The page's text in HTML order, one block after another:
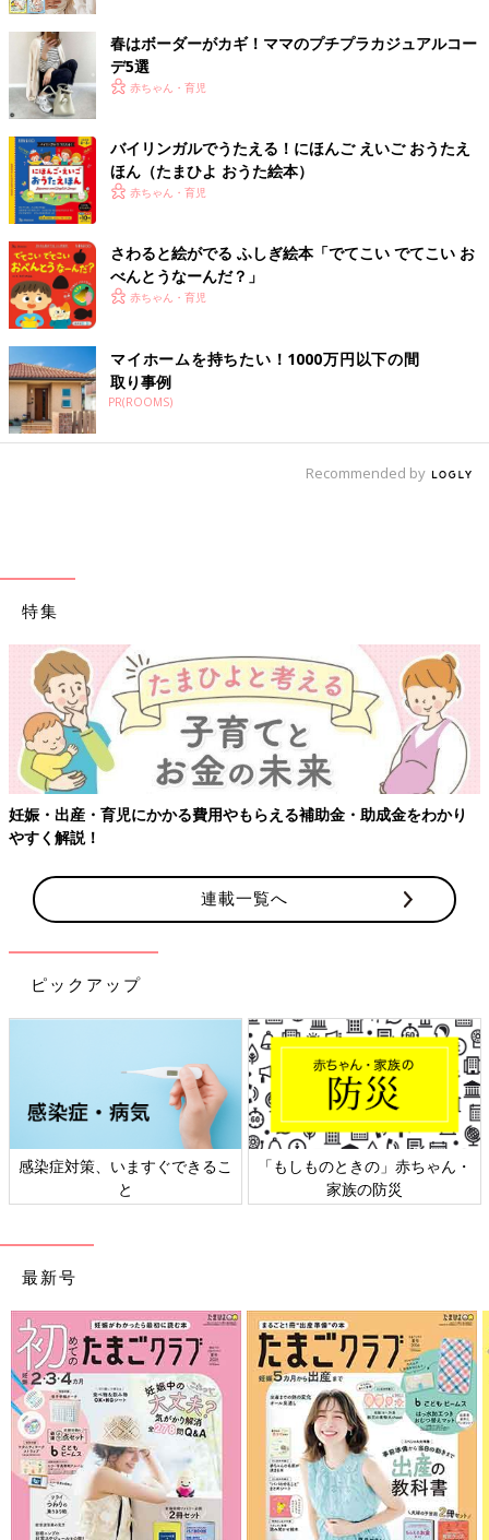
出典：Instagramアカウント「risa_1113_wear」
riSa.さんは大人っぽいラフコーデで。マウンテンパーカーはリッ
プスターでゲット。ロゴTと黒のパンツでシンプルカジュアルに
まとめたそう。モノトーンコーデが好きとのことで、とってもお
似合いです！まだ肌寒い時期にも着られそうなコーデですね。
ピンクカラーで親子リンクコーデ
Annaさんはこちらの春らしいカジュアルコーデを。ユニクロの
コットンロングシャツテールTとナイキのシューズが春らしく爽
デ、とっても素敵です！
脱ぎ履きラクラク♪たまひよgrammerた
ちの#お気に入りのシューズ
脱ぎ履きラクラク♪たまひよgrammerたちの#
お気に入りのシューズ 外出自粛が続き気軽にお
出かけができない昨今ですが、必要最低限のお
買い物のときぐらいはおしゃれを楽しみたいで
すよね。今回はたまひよgrammer たちの#お気
に入りのシューズをご紹介します。妊娠中・子
育て中、どちらの方が見ても参考になるアイテ
ママのカジュアル公園コーデはどれもオシャレで素敵でしたね。
シンプルな組み合わせだったので気軽にマネしやすいところもポ
どたくさんお出かけしてみてくださいね。
(文・水川ちさ)
※記事内容でご紹介している投稿、リンク先は、削除される場合
があります。あらかじめご了承ください。
※記事の内容は記載当時の情報であり、現在と異なる場合があり
ます。
春はボーダーがカギ！ママのプチプラカジュアルコー
デ5選
赤ちゃん・育児
バイリンガルでうたえる！にほんご えいご おうたえ
ほん（たまひよ おうた絵本）
赤ちゃん・育児
さわると絵がでる ふしぎ絵本「でてこい でてこい お
べんとうなーんだ？」
赤ちゃん・育児
マイホームを持ちたい！1000万円以下の間
取り事例
PR(ROOMS)
Recommended by
特集
もらえる補助金・助成金をわかり
【ワクチン接種できるものも
連載一覧へ
ピックアップ
きるこ
「もしものときの」赤ちゃん・
日本外来小児科学会リ
ト検討会
最新号